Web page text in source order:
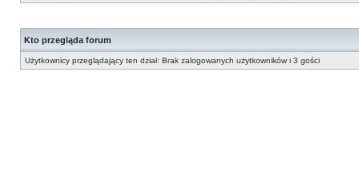
Kto przegląda forum
Użytkownicy przeglądający ten dział: Brak zalogowanych użytkowników i 3 gości